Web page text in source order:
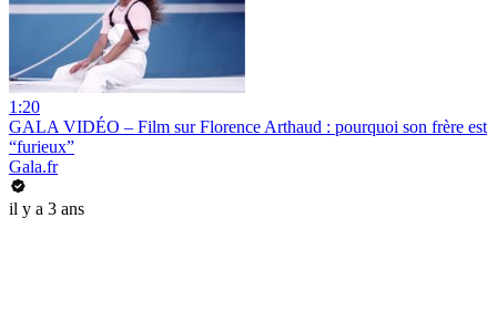
1:20
GALA VIDÉO – Film sur Florence Arthaud : pourquoi son frère est
“furieux”
Gala.fr
il y a 3 ans